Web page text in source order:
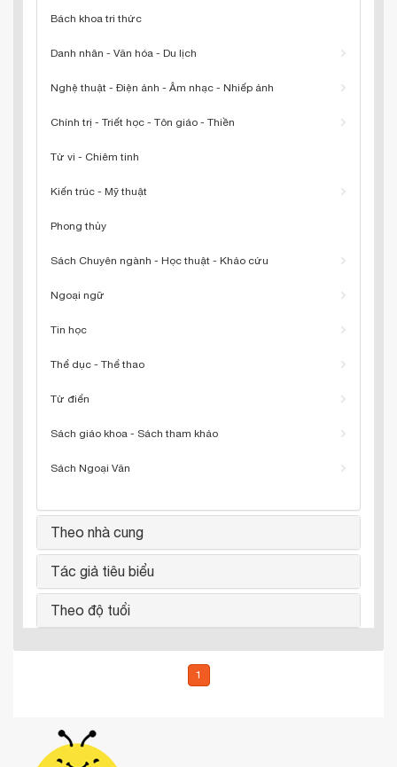
Bách khoa tri thức
Danh nhân - Văn hóa - Du lịch
Nghệ thuật - Điện ảnh - Âm nhạc - Nhiếp ảnh
Chính trị - Triết học - Tôn giáo - Thiền
Tử vi - Chiêm tinh
Kiến trúc - Mỹ thuật
Phong thủy
Sách Chuyên ngành - Học thuật - Khảo cứu
Ngoại ngữ
Tin học
Thể dục - Thể thao
Từ điển
Sách giáo khoa - Sách tham khảo
Sách Ngoại Văn
Theo nhà cung
Tác giả tiêu biểu
Theo độ tuổi
1